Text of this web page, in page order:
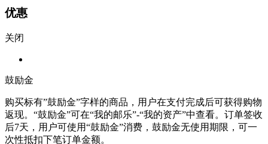
优惠
关闭
鼓励金
购买标有”鼓励金”字样的商品，用户在支付完成后可获得购物
返现。“鼓励金”可在“我的邮乐”-“我的资产”中查看。订单签收
后7天，用户可使用“鼓励金”消费，鼓励金无使用期限，可一
次性抵扣下笔订单金额。